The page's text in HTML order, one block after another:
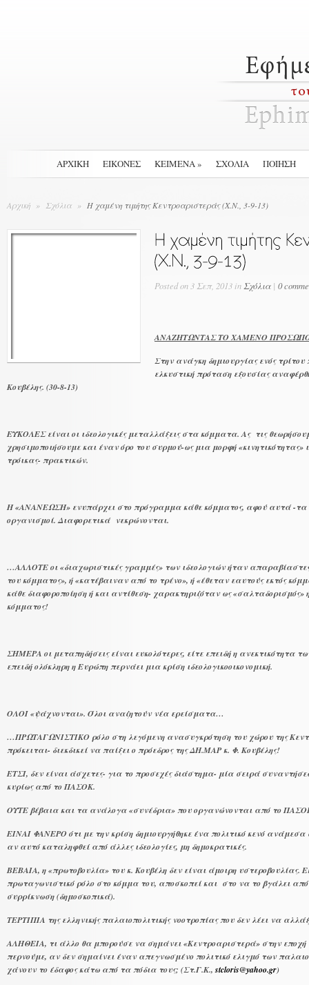
ΑΡΧΙΚΉ ΕΙΚΟΝΕΣ ΚΕΙΜΕΝΑ» ΣΧΟΛΙΑ ΠΟΙΗΣΗ
Αρχική » Σχόλια » H χαμένη τιμήτης Κεντροαριστεράς (Χ.Ν., 3-9-13)
Postedon 3 Σεπ, 2013 in Σχόλια | 0
ΑΝΑΖΗΤΩΝΤΑΣ ΤΟ ΧΑΜΕΝΟ
Στην ανάγκη δημιουργίας ενός
ελκυστική πρόταση εξουσίας
Κουβέλης. (30-8-13)
ΕΥΚΟΛΕΣ είναι οι ιδεολογικές μεταλλάξεις στα κόμματα. Ας τις
χρησιμοποιήσουμε και έναν όρο του συρμού-ως μια μορφή
τρόικας- πρακτικών.
Η «ΑΝΑΝΕΩΣΗ» ενυπάρχει στο πρόγραμμα κάθε κόμματος, αφού αυτά -τα
οργανισμοί. Διαφορετικά νεκρώνονται.
…ΑΛΛΟΤΕ οι «διαχωριστικές γραμμές» των ιδεολογιών ήταν
του κόμματος», ή «κατέβαιναν από το τρένο», ή «έθεταν εαυτούς εκτός
κάθε διαφοροποίηση ή και αντίθεση- χαρακτηριζόταν ως
κόμματος!
ΣΗΜΕΡΑ οι μεταπηδήσεις είναι ευκολότερες, είτε επειδή η ανεκτικότητα
επειδή ολόκληρη η Ευρώπη περνάει μια κρίση ιδεολογικοοικονομική.
ΟΛΟΙ «ψάχνονται». Όλοι αναζητούν νέα ερείσματα…
…ΠΡΩΤΑΓΩΝΙΣΤΙΚΟ ρόλο στη λεγόμενη ανασυγκρότηση του χώρου της
πρόκειται- διεκδικεί να παίξει ο πρόεδρος της ΔΗ.ΜΑΡ κ. Φ. Κουβέλης!
ΕΤΣΙ, δεν είναι άσχετες- για το προσεχές διάστημα- μία σειρά
κυρίως από το ΠΑΣΟΚ.
ΟΥΤΕ βέβαια και τα ανάλογα «συνέδρια» που οργανώνονται από το
ΕΙΝΑΙ ΦΑΝΕΡΟ ότι με την κρίση δημιουργήθηκε ένα πολιτικό κενό
αν αυτό καταληφθεί από άλλες ιδεολογίες, μη δημοκρατικές.
ΒΕΒΑΙΑ, η «πρωτοβουλία» του κ. Κουβέλη δεν είναι άμοιρη υστεροβουλίας.
πρωταγωνιστικό ρόλο στο κόμμα του, αποσκοπεί και στο να το βγάλει
συρρίκνωση (δημοσκοπικά).
ΤΕΡΤΙΠΙΑ της ελληνικής παλαιοπολιτικής νοοτροπίας που δεν λέει να
ΑΛΗΘΕΙΑ, τι άλλο θα μπορούσε να σημάνει «Κεντροαριστερά» στην εποχή
περνούμε, αν δεν σημαίνει έναν απεγνωσμένο πολιτικό ελιγμό των
χάνουν το έδαφος κάτω από τα πόδια τους; (Στ.Γ.Κ.,stcloris@yahoo.gr)